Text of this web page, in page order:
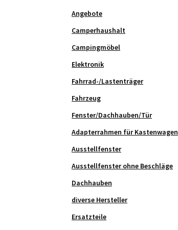
Angebote
Camperhaushalt
Campingmöbel
Elektronik
Fahrrad-/Lastenträger
Fahrzeug
Fenster/Dachhauben/Tür
Adapterrahmen für Kastenwagen
Ausstellfenster
Ausstellfenster ohne Beschläge
Dachhauben
diverse Hersteller
Ersatzteile